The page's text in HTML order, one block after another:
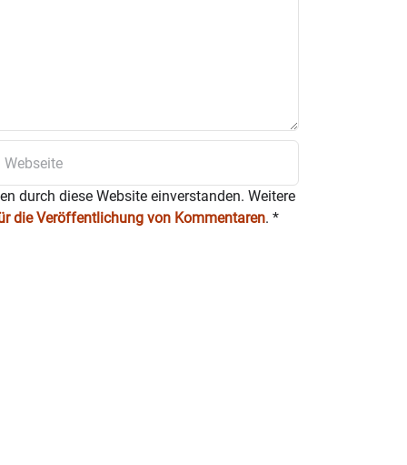
durch diese Website einverstanden. Weitere
die Veröffentlichung von Kommentaren. *